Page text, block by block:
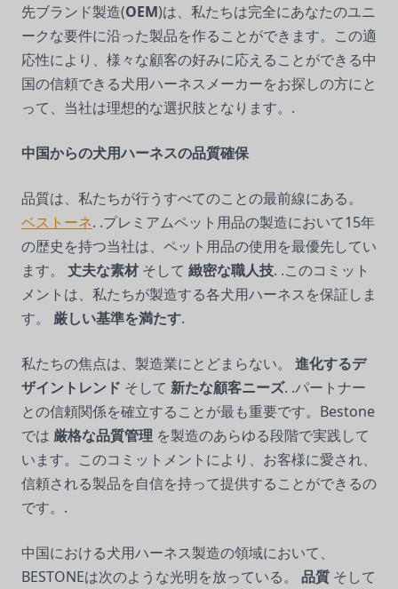
先ブランド製造(OEM)は、私たちは完全にあなたのユニ
ークな要件に沿った製品を作ることができます。この適
応性により、様々な顧客の好みに応えることができる中
国の信頼できる犬用ハーネスメーカーをお探しの方にと
って、当社は理想的な選択肢となります。.
中国からの犬用ハーネスの品質確保
品質は、私たちが行うすべてのことの最前線にある。
ベストーネ. .プレミアムペット用品の製造において15年
の歴史を持つ当社は、ペット用品の使用を最優先してい
ます。 丈夫な素材 そして 緻密な職人技. .このコミット
メントは、私たちが製造する各犬用ハーネスを保証しま
す。 厳しい基準を満たす.
私たちの焦点は、製造業にとどまらない。 進化するデ
ザイントレンド そして 新たな顧客ニーズ. .パートナー
との信頼関係を確立することが最も重要です。Bestone
では 厳格な品質管理 を製造のあらゆる段階で実践して
います。このコミットメントにより、お客様に愛され、
信頼される製品を自信を持って提供することができるの
です。.
中国における犬用ハーネス製造の領域において、
BESTONEは次のような光明を放っている。 品質 そして